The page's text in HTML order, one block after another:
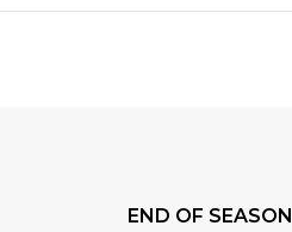
END OF SEASON